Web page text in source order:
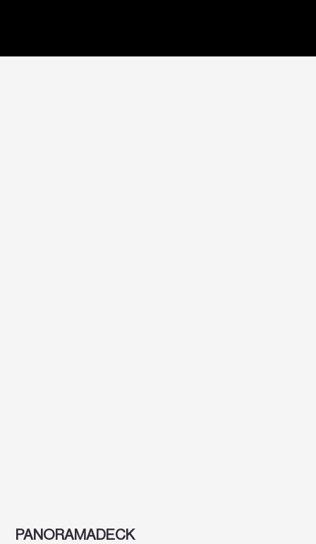
PANORAMADECK